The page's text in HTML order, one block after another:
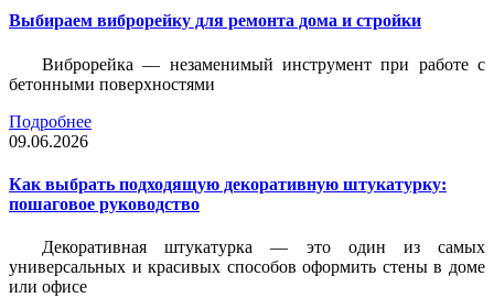
Выбираем виброрейку для ремонта дома и стройки
Виброрейка — незаменимый инструмент при работе с
бетонными поверхностями
Подробнее
09.06.2026
Как выбрать подходящую декоративную штукатурку:
пошаговое руководство
Декоративная штукатурка — это один из самых
универсальных и красивых способов оформить стены в доме
или офисе